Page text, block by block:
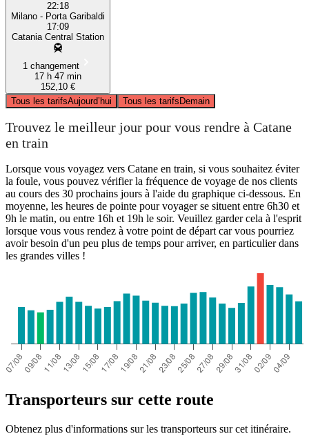
22:18
Milano - Porta Garibaldi
17:09
Catania Central Station
1 changement
17 h 47 min
152,10 €
Tous les tarifsAujourd’hui Tous les tarifsDemain
Trouvez le meilleur jour pour vous rendre à Catane
en train
Lorsque vous voyagez vers Catane en train, si vous souhaitez éviter
la foule, vous pouvez vérifier la fréquence de voyage de nos clients
au cours des 30 prochains jours à l'aide du graphique ci-dessous. En
moyenne, les heures de pointe pour voyager se situent entre 6h30 et
9h le matin, ou entre 16h et 19h le soir. Veuillez garder cela à l'esprit
lorsque vous vous rendez à votre point de départ car vous pourriez
avoir besoin d'un peu plus de temps pour arriver, en particulier dans
les grandes villes !
Transporteurs sur cette route
Obtenez plus d'informations sur les transporteurs sur cet itinéraire.